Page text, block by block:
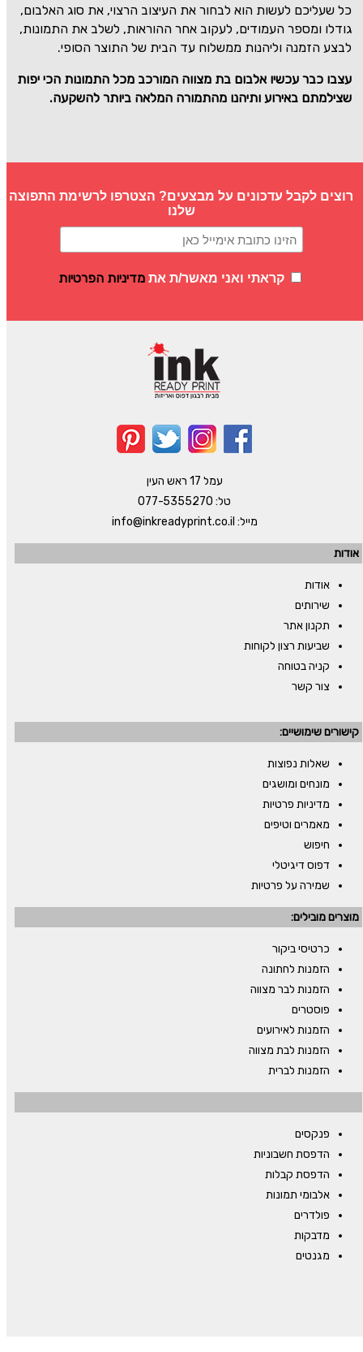
כל שעליכם לעשות הוא לבחור את העיצוב הרצוי, את סוג האלבום,
גודלו ומספר העמודים, לעקוב אחר ההוראות, לשלב את התמונות,
לבצע הזמנה וליהנות ממשלוח עד הבית של התוצר הסופי.
עצבו כבר עכשיו אלבום בת מצווה המורכב מכל התמונות הכי יפות
שצילמתם באירוע ותיהנו מהתמורה המלאה ביותר להשקעה.
רוצים לקבל עדכונים על מבצעים? הצטרפו לרשימת התפוצה
שלנו
קראתי ואני מאשר/ת את מדיניות הפרטיות
עמל 17 ראש העין
טל: 077-5355270
מייל: info@inkreadyprint.co.il
אודות
אודות
שירותים
תקנון אתר
שביעות רצון לקוחות
קניה בטוחה
צור קשר
קישורים שימושיים:
שאלות נפוצות
מונחים ומושגים
מדיניות פרטיות
מאמרים וטיפים
חיפוש
דפוס דיגיטלי
שמירה על פרטיות
מוצרים מובילים:
כרטיסי ביקור
הזמנות לחתונה
הזמנות לבר מצווה
פוסטרים
הזמנות לאירועים
הזמנות לבת מצווה
הזמנות לברית
פנקסים
הדפסת חשבוניות
הדפסת קבלות
אלבומי תמונות
פולדרים
מדבקות
מגנטים